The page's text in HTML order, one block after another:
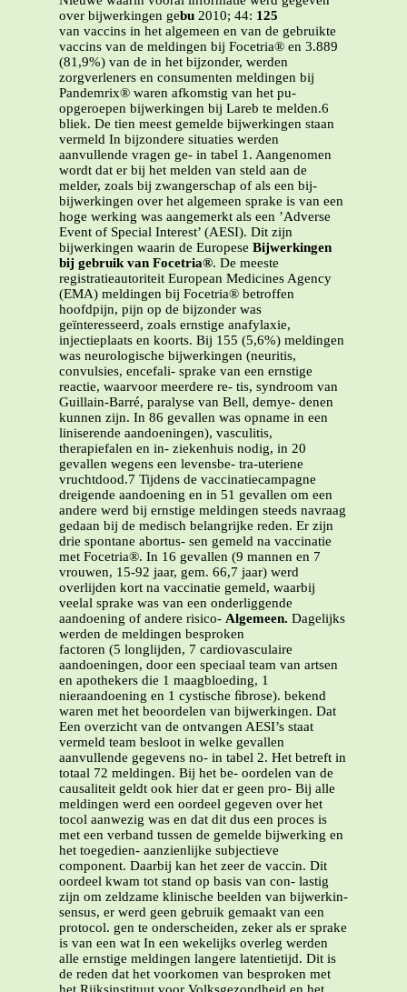
over bijwerkingen gebu 2010; 44: 125
van vaccins in het algemeen en van de gebruikte
vaccins van de meldingen bij Focetria® en 3.889
(81,9%) van de in het bijzonder, werden
zorgverleners en consumenten meldingen bij
Pandemrix® waren afkomstig van het pu-
opgeroepen bijwerkingen bij Lareb te melden.6
bliek. De tien meest gemelde bijwerkingen staan
vermeld In bijzondere situaties werden
aanvullende vragen ge- in tabel 1. Aangenomen
wordt dat er bij het melden van steld aan de
melder, zoals bij zwangerschap of als een bij-
bijwerkingen over het algemeen sprake is van een
hoge werking was aangemerkt als een ’Adverse
Event of Special Interest’ (AESI). Dit zijn
bijwerkingen waarin de Europese Bijwerkingen
bij gebruik van Focetria®. De meeste
registratieautoriteit European Medicines Agency
(EMA) meldingen bij Focetria® betroffen
hoofdpijn, pijn op de bijzonder was
geïnteresseerd, zoals ernstige anafylaxie,
injectieplaats en koorts. Bij 155 (5,6%) meldingen
was neurologische bijwerkingen (neuritis,
convulsies, encefali- sprake van een ernstige
reactie, waarvoor meerdere re- tis, syndroom van
Guillain-Barré, paralyse van Bell, demye- denen
kunnen zijn. In 86 gevallen was opname in een
liniserende aandoeningen), vasculitis,
therapiefalen en in- ziekenhuis nodig, in 20
gevallen wegens een levensbe- tra-uteriene
vruchtdood.7 Tijdens de vaccinatiecampagne
dreigende aandoening en in 51 gevallen om een
andere werd bij ernstige meldingen steeds navraag
gedaan bij de medisch belangrijke reden. Er zijn
drie spontane abortus- sen gemeld na vaccinatie
met Focetria®. In 16 gevallen (9 mannen en 7
vrouwen, 15-92 jaar, gem. 66,7 jaar) werd
overlijden kort na vaccinatie gemeld, waarbij
veelal sprake was van een onderliggende
aandoening of andere risico- Algemeen. Dagelijks
werden de meldingen besproken
factoren (5 longlijden, 7 cardiovasculaire
aandoeningen, door een speciaal team van artsen
en apothekers die 1 maagbloeding, 1
nieraandoening en 1 cystische ﬁbrose). bekend
waren met het beoordelen van bijwerkingen. Dat
Een overzicht van de ontvangen AESI’s staat
vermeld team besloot in welke gevallen
aanvullende gegevens no- in tabel 2. Het betreft in
totaal 72 meldingen. Bij het be- oordelen van de
causaliteit geldt ook hier dat er geen pro- Bij alle
meldingen werd een oordeel gegeven over het
tocol aanwezig was en dat dit dus een proces is
met een verband tussen de gemelde bijwerking en
het toegedien- aanzienlijke subjectieve
component. Daarbij kan het zeer de vaccin. Dit
oordeel kwam tot stand op basis van con- lastig
zijn om zeldzame klinische beelden van bijwerkin-
sensus, er werd geen gebruik gemaakt van een
protocol. gen te onderscheiden, zeker als er sprake
is van een wat In een wekelijks overleg werden
alle ernstige meldingen langere latentietijd. Dit is
de reden dat het voorkomen van besproken met